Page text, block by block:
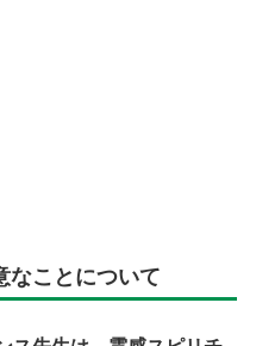
なことについて